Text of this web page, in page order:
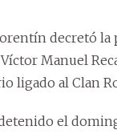
decretó la
Manuel
ligado al Clan
el